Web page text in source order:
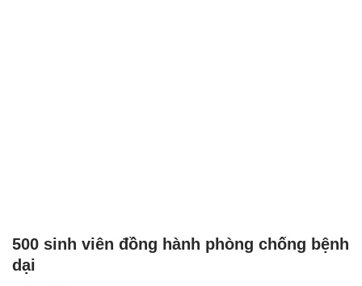
500 sinh viên đồng hành phòng chống bệnh
dại